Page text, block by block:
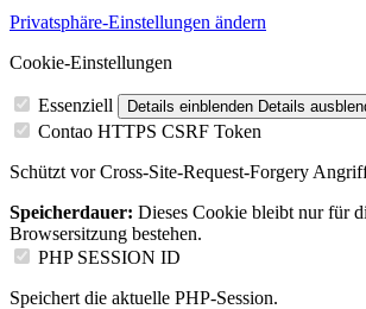
Privatsphäre-Einstellungen ändern
Cookie-Einstellungen
Essenziell Details einblenden Details
Contao HTTPS CSRF Token
Schützt vor Cross-Site-Request-Forgery
Speicherdauer: Dieses Cookie bleibt nur für
Browsersitzung bestehen.
PHP SESSION ID
Speichert die aktuelle PHP-Session.